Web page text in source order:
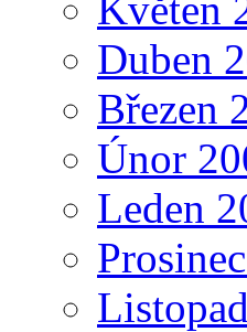
Duben
Březen
Únor
Leden